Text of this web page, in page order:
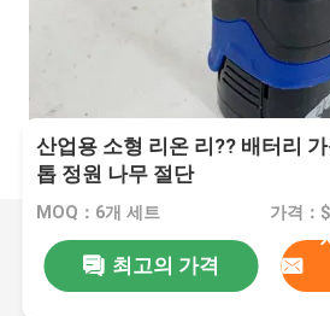
산업용 소형 리온 리?? 배터리
톱 정원 나무 절단
MOQ：6개 세트 가격：
최고의 가격